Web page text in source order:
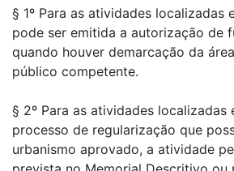
§ 1º Para as atividades localizadas
pode ser emitida a autorização de
quando houver demarcação da
público competente.
§ 2º Para as atividades localizadas
processo de regularização que
urbanismo aprovado, a atividade